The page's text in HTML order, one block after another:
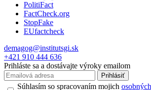
PolitiFact
FactCheck.org
StopFake
EUfactcheck
demagog@institutsgi.sk
+421 910 444 636
Prihláste sa a dostávajte výroky emailom
Prihlásiť
Súhlasím so spracovaním mojich